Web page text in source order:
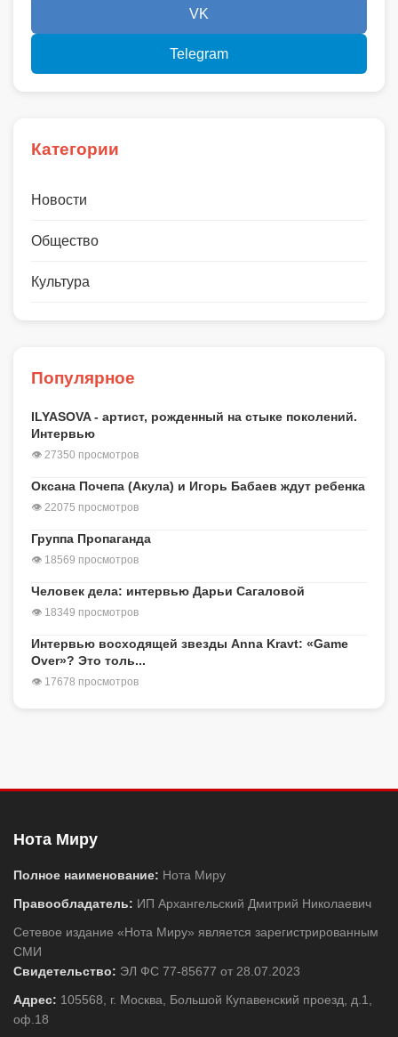
VK
Telegram
Категории
Новости
Общество
Культура
Популярное
ILYASOVA - артист, рожденный на стыке поколений.
Интервью
👁 27350 просмотров
Оксана Почепа (Акула) и Игорь Бабаев ждут ребенка
👁 22075 просмотров
Группа Пропаганда
👁 18569 просмотров
Человек дела: интервью Дарьи Сагаловой
👁 18349 просмотров
Интервью восходящей звезды Anna Kravt: «Game
Over»? Это толь...
👁 17678 просмотров
Нота Миру
Полное наименование: Нота Миру
Правообладатель: ИП Архангельский Дмитрий Николаевич
Сетевое издание «Нота Миру» является зарегистрированным
СМИ
Свидетельство: ЭЛ ФС 77-85677 от 28.07.2023
Адрес: 105568, г. Москва, Большой Купавенский проезд, д.1,
оф.18